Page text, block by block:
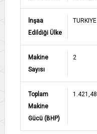
İnşaa
Edildiği Ülke
TURKIYE
Makine
Sayısı
2
Toplam
Makine
Gücü (BHP)
1.421,48